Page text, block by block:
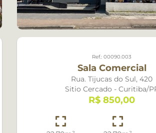
Capao Raso
Cascatinha
Centro Civico
Cidade Industrial
Cristo Rei
Ref.: 00090.003
Sala Comercial
Rua. Tijucas do Sul, 420
Sitio Cercado - Curitiba/
R$ 850,00